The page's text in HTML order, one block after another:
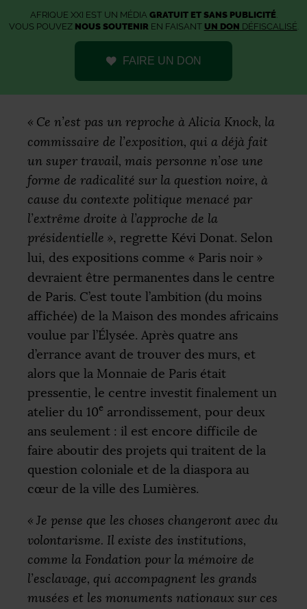
AFRIQUE XXI EST UN MÉDIA GRATUIT ET SANS PUBLICITÉ.
VOUS POUVEZ NOUS SOUTENIR EN FAISANT UN DON DÉFISCALISÉ
FAIRE UN DON
« Ce n’est pas un reproche à Alicia Knock, la
commissaire de l’exposition, qui a déjà fait
un super travail, mais personne n’ose une
forme de radicalité sur la question noire, à
cause du contexte politique menacé par
l’extrême droite à l’approche de la
présidentielle », regrette Kévi Donat. Selon
lui, des expositions comme « Paris noir »
devraient être permanentes dans le centre
de Paris. C’est toute l’ambition (du moins
affichée) de la Maison des mondes africains
voulue par l’Élysée. Après quatre ans
d’errance avant de trouver des murs, et
alors que la Monnaie de Paris était
pressentie, le centre investit finalement un
atelier du 10e arrondissement, pour deux
ans seulement : il est encore difficile de
faire aboutir des projets qui traitent de la
question coloniale et de la diaspora au
cœur de la ville des Lumières.
« Je pense que les choses changeront avec du
volontarisme. Il existe des institutions,
comme la Fondation pour la mémoire de
l’esclavage, qui accompagnent les grands
musées et les monuments nationaux sur ces